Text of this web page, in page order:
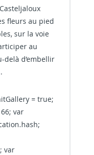
fleurs au pied
sur la voie
au
delà d’embellir
= true;
var
var